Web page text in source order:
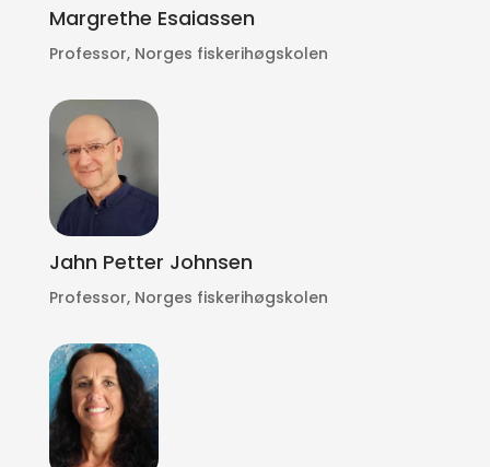
Margrethe Esaiassen
Professor, Norges fiskerihøgskolen
Jahn Petter Johnsen
Professor, Norges fiskerihøgskolen